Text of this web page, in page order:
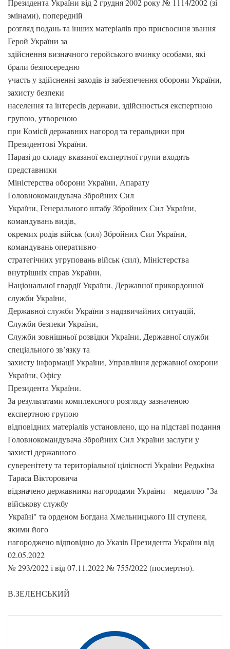
Президента України від 2 грудня 2002 року № 1114/2002 (зі
змінами), попередній
розгляд подань та інших матеріалів про присвоєння звання
Герой України за
здійснення визначного геройського вчинку особами, які
брали безпосередню
участь у здійсненні заходів із забезпечення оборони України,
захисту безпеки
населення та інтересів держави, здійснюється експертною
групою, утвореною
при Комісії державних нагород та геральдики при
Президентові України.
Наразі до складу вказаної експертної групи входять
представники
Міністерства оборони України, Апарату
Головнокомандувача Збройних Сил
України, Генерального штабу Збройних Сил України,
командувань видів,
окремих родів військ (сил) Збройних Сил України,
командувань оперативно-
стратегічних угруповань військ (сил), Міністерства
внутрішніх справ України,
Національної гвардії України, Державної прикордонної
служби України,
Державної служби України з надзвичайних ситуацій,
Служби безпеки України,
Служби зовнішньої розвідки України, Державної служби
спеціального зв’язку та
захисту інформації України, Управління державної охорони
України, Офісу
Президента України.
За результатами комплексного розгляду зазначеною
експертною групою
відповідних матеріалів установлено, що на підставі подання
Головнокомандувача Збройних Сил України заслуги у
захисті державного
суверенітету та територіальної цілісності України Редькіна
Тараса Вікторовича
відзначено державними нагородами України – медаллю "За
військову службу
Україні" та орденом Богдана Хмельницького ІІІ ступеня,
якими його
нагороджено відповідно до Указів Президента України від
02.05.2022
№ 293/2022 і від 07.11.2022 № 755/2022 (посмертно).
В.ЗЕЛЕНСЬКИЙ